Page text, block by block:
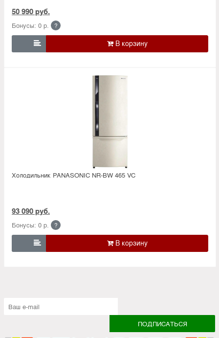
50 990 руб.
Бонусы: 0 р. ?

Холодильник PANASONIC NR-BW 465 VC
93 090 руб.
Бонусы: 0 р. ?
